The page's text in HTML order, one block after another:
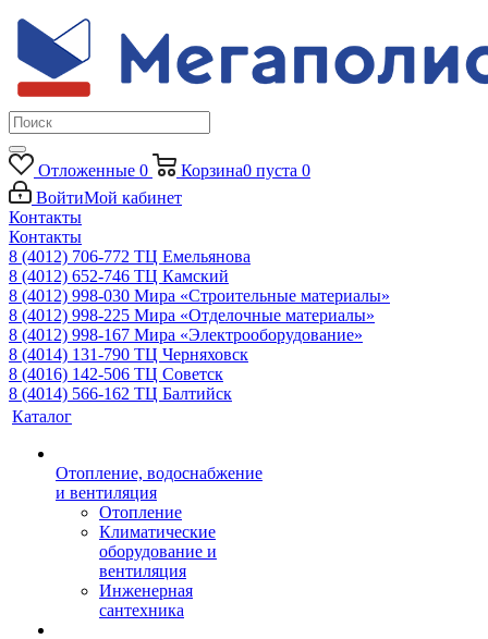
Отложенные 0 Корзина0 пуста 0
ВойтиМой кабинет
Контакты
Контакты
8 (4012) 706-772 ТЦ Емельянова
8 (4012) 652-746 ТЦ Камский
8 (4012) 998-030 Мира «Строительные материалы»
8 (4012) 998-225 Мира «Отделочные материалы»
8 (4012) 998-167 Мира «Электрооборудование»
8 (4014) 131-790 ТЦ Черняховск
8 (4016) 142-506 ТЦ Советск
8 (4014) 566-162 ТЦ Балтийск
Каталог
Отопление, водоснабжение
и вентиляция
Отопление
Климатические
оборудование и
вентиляция
Инженерная
сантехника